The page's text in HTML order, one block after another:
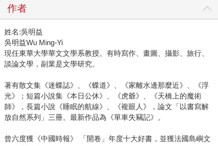
作者
姓名:吳明益
吳明益Wu Ming-Yi
現任東華大學華文文學系教授。有時寫作、畫圖、攝影、旅行、
談論文學，副業是文學研究。
著有散文集《迷蝶誌》、《蝶道》、《家離水邊那麼近》、《浮
光》；短篇小說集《本日公休》、《虎爺》、《天橋上的魔術
師》，長篇小說《睡眠的航線》、《複眼人》，論文「以書寫解
放自然系列」三冊。最新作品為《單車失竊記》。
曾六度獲《中國時報》 「開卷」年度十大好書，並獲法國島嶼文